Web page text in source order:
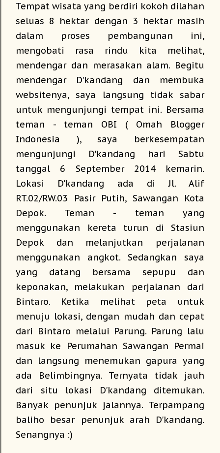
Tempat wisata yang berdiri kokoh dilahan
seluas 8 hektar dengan 3 hektar masih
dalam proses pembangunan ini,
mengobati rasa rindu kita melihat,
mendengar dan merasakan alam. Begitu
mendengar D'kandang dan membuka
websitenya, saya langsung tidak sabar
untuk mengunjungi tempat ini. Bersama
teman - teman OBI ( Omah Blogger
Indonesia ), saya berkesempatan
mengunjungi D'kandang hari Sabtu
tanggal 6 September 2014 kemarin.
Lokasi D'kandang ada di Jl. Alif
RT.02/RW.03 Pasir Putih, Sawangan Kota
Depok. Teman - teman yang
menggunakan kereta turun di Stasiun
Depok dan melanjutkan perjalanan
menggunakan angkot. Sedangkan saya
yang datang bersama sepupu dan
keponakan, melakukan perjalanan dari
Bintaro. Ketika melihat peta untuk
menuju lokasi, dengan mudah dan cepat
dari Bintaro melalui Parung. Parung lalu
masuk ke Perumahan Sawangan Permai
dan langsung menemukan gapura yang
ada Belimbingnya. Ternyata tidak jauh
dari situ lokasi D'kandang ditemukan.
Banyak penunjuk jalannya. Terpampang
baliho besar penunjuk arah D'kandang.
Senangnya :)